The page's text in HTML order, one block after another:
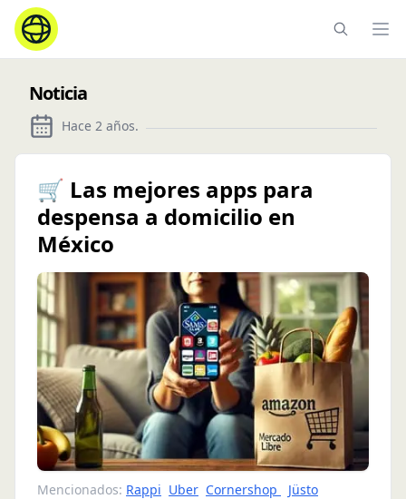
Noticia
Hace 2 años.
🛒 Las mejores apps para
despensa a domicilio en
México
Mencionados: Rappi Uber Cornershop
Jüsto